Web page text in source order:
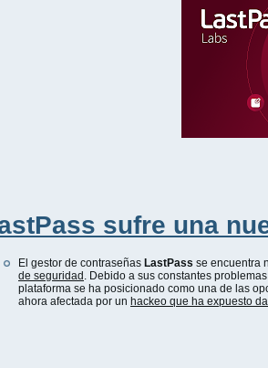
sufre una
El gestor de contraseñas LastPass se encuentra
de seguridad . Debido a sus constantes
plataforma se ha posicionado como una de las
ahora afectada por un hackeo que ha expuesto